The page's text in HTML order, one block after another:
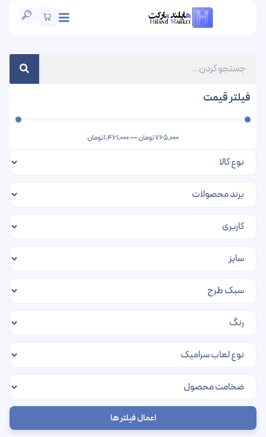
فیلتر قیمت
765,000تومان—
1,461,000تومان
اعمال فیلتر ها